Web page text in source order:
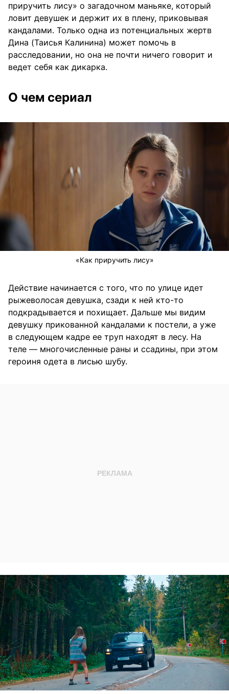
приручить лису» о загадочном маньяке, который
ловит девушек и держит их в плену, приковывая
кандалами. Только одна из потенциальных жертв
Дина (Таисья Калинина) может помочь в
расследовании, но она не почти ничего говорит и
ведет себя как дикарка.
О чем сериал
«Как приручить лису»
Действие начинается с того, что по улице идет
рыжеволосая девушка, сзади к ней кто-то
подкрадывается и похищает. Дальше мы видим
девушку прикованной кандалами к постели, а уже
в следующем кадре ее труп находят в лесу. На
теле — многочисленные раны и ссадины, при этом
героиня одета в лисью шубу.